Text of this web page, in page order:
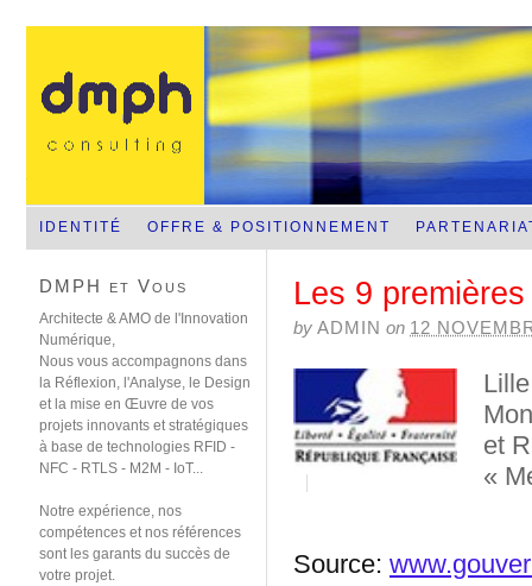
NFC-RFID-RTLS-Sans contact mobile
IDENTITÉ OFFRE & POSITIONNEMENT
Les 9
by ADMIN on 12
et
«
Source:
DMPH et Vous
Architecte & AMO de l'Innovation
Numérique,
Nous vous accompagnons dans
la Réflexion, l'Analyse, le Design
et la mise en Œuvre de vos
projets innovants et stratégiques
à base de technologies RFID -
NFC - RTLS - M2M - IoT...
Notre expérience, nos
compétences et nos références
sont les garants du succès de
votre projet.